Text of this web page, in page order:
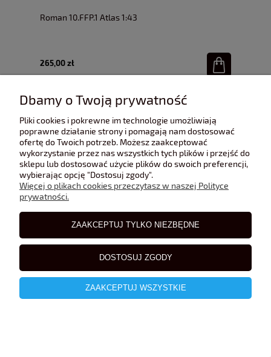
Roman 10.FFP.1 Atlas 1:43
265,00 zł
Dbamy o Twoją prywatność
Pliki cookies i pokrewne im technologie umożliwiają
poprawne działanie strony i pomagają nam dostosować
ofertę do Twoich potrzeb. Możesz zaakceptować
wykorzystanie przez nas wszystkich tych plików i przejść do
sklepu lub dostosować użycie plików do swoich preferencji,
wybierając opcję "Dostosuj zgody".
Więcej o plikach cookies przeczytasz w naszej Polityce
prywatności.
ZAAKCEPTUJ TYLKO NIEZBĘDNE
DOSTOSUJ ZGODY
ZAAKCEPTUJ WSZYSTKIE